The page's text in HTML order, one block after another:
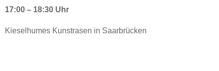
17:00 – 18:30 Uhr
Kieselhumes Kunstrasen in Saarbrücken